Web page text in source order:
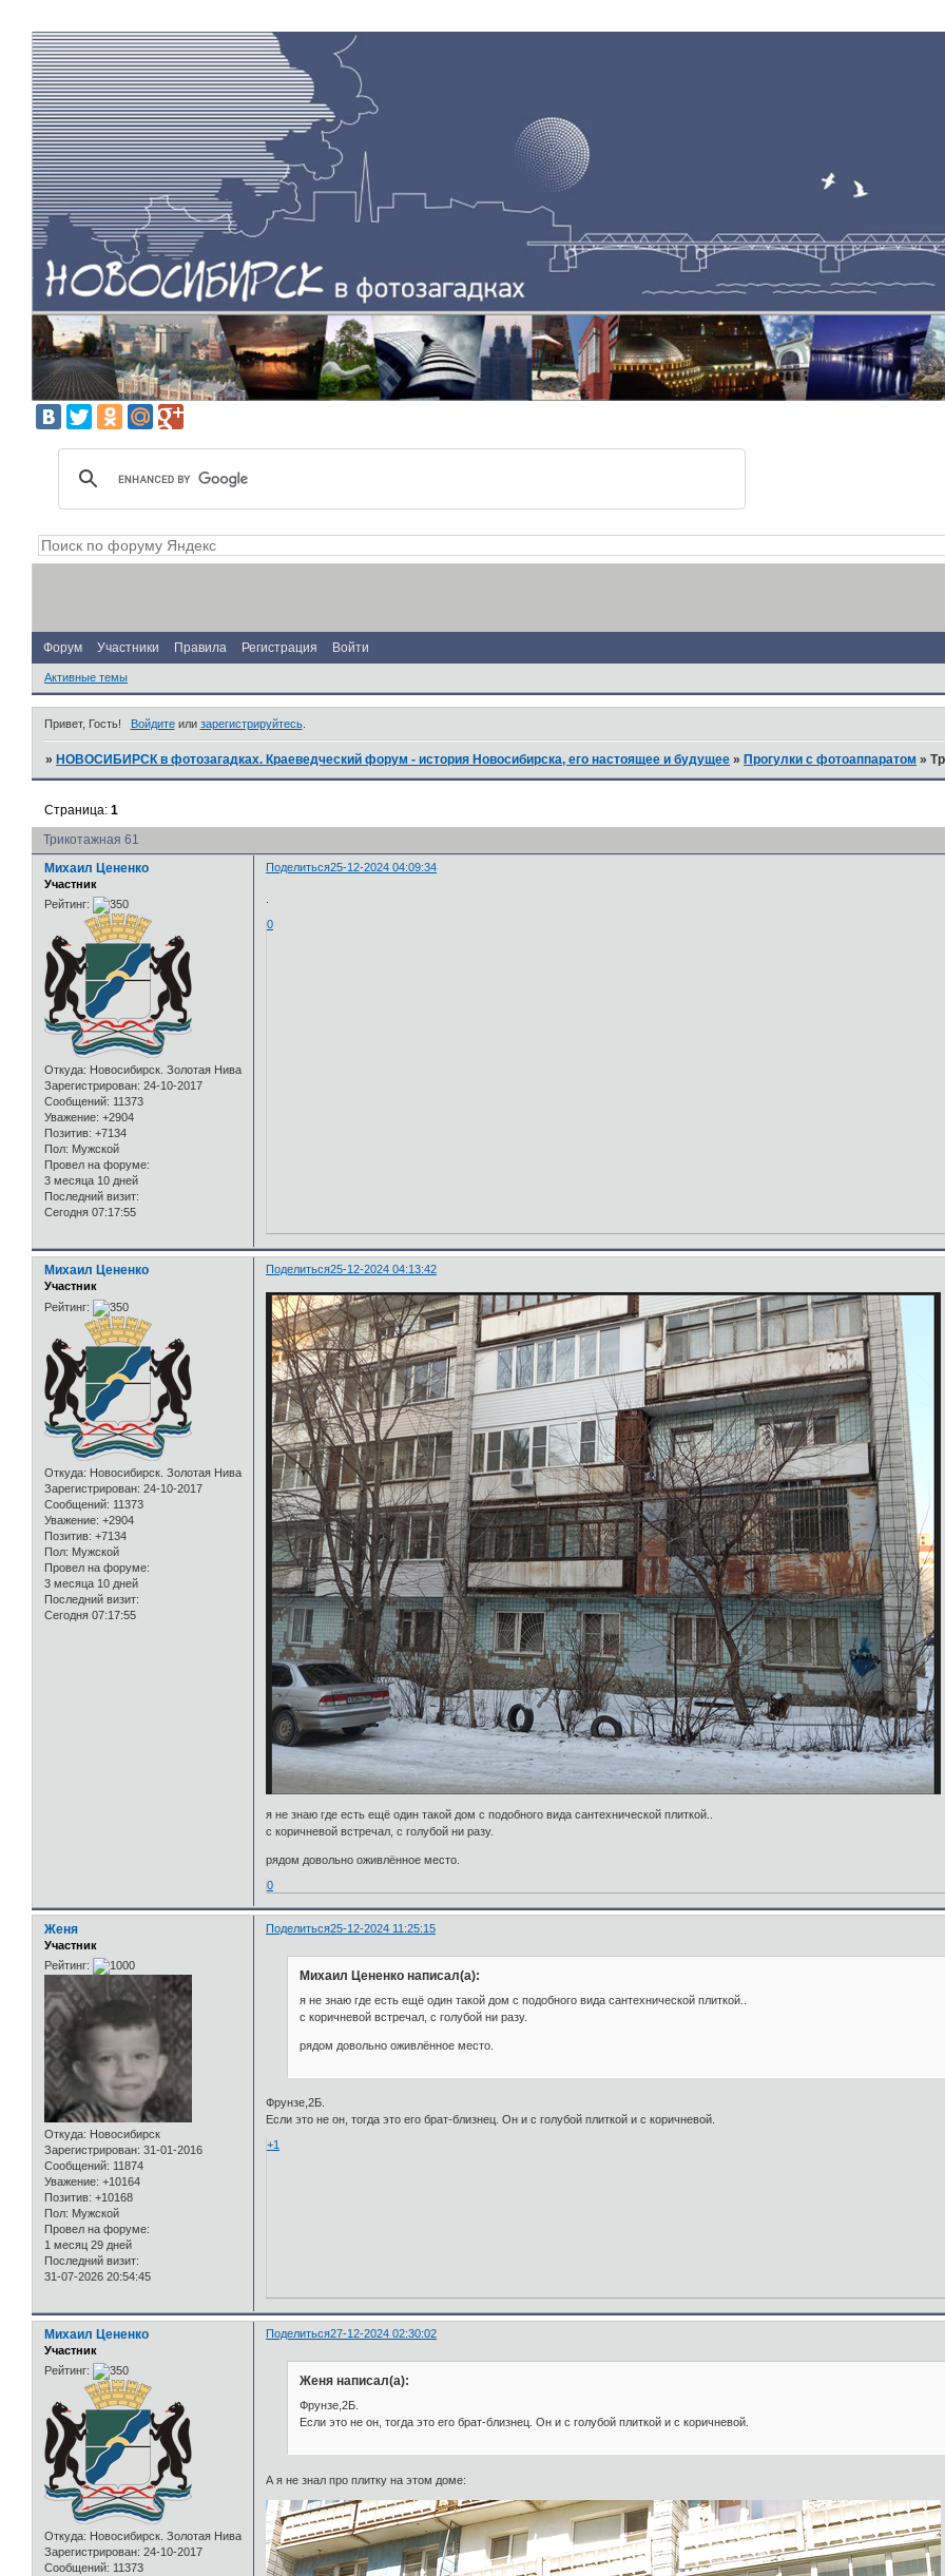
Форум Участники Правила Регистрация Войти
Активные темы
Привет, Гость! Войдитеили зарегистрируйтесь.
»НОВОСИБИРСК в фотозагадках. Краеведческий форум - история Новосибирска, его настоящее и будущее »Прогулки с фотоаппаратом »
Трикотажная 61
Страница:1
Поделиться25-12-2024 04:09:34
Михаил Цененко
Участник
Рейтинг:
Откуда: Новосибирск. Золотая Нива
Зарегистрирован: 24-10-2017
Сообщений: 11373
Уважение: +2904
Позитив: +7134
Пол: Мужской
Провел на форуме:
3 месяца 10 дней
Последний визит:
Сегодня 07:17:55
0
Поделиться25-12-2024 04:13:42
Михаил Цененко
Участник
Рейтинг:
Откуда: Новосибирск. Золотая Нива
Зарегистрирован: 24-10-2017
Сообщений: 11373
Уважение: +2904
Позитив: +7134
Пол: Мужской
Провел на форуме:
3 месяца 10 дней
Последний визит:
Сегодня 07:17:55
я не знаю где есть ещё один такой дом с подобного вида сантехнической плиткой..
с коричневой встречал, с голубой ни разу.
рядом довольно оживлённое место.
0
Поделиться25-12-2024 11:25:15
Женя
Участник
Рейтинг:
Откуда: Новосибирск
Зарегистрирован: 31-01-2016
Сообщений: 11874
Уважение: +10164
Позитив: +10168
Пол: Мужской
Провел на форуме:
1 месяц 29 дней
Последний визит:
31-07-2026 20:54:45
Михаил Цененко написал(а):
я не знаю где есть ещё один такой дом с подобного вида сантехнической плиткой..
с коричневой встречал, с голубой ни разу.
рядом довольно оживлённое место.
Фрунзе,2Б.
Если это не он, тогда это его брат-близнец. Он и с голубой плиткой и с коричневой.
+1
Поделиться27-12-2024 02:30:02
Михаил Цененко
Участник
Рейтинг:
Откуда: Новосибирск. Золотая Нива
Зарегистрирован: 24-10-2017
Сообщений: 11373
Женя написал(а):
Фрунзе,2Б.
Если это не он, тогда это его брат-близнец. Он и с голубой плиткой и с коричневой.
А я не знал про плитку на этом доме: